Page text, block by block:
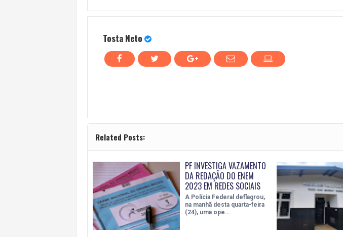
Tosta Neto
Related Posts:
PF INVESTIGA VAZAMENTO
DA REDAÇÃO DO ENEM
2023 EM REDES SOCIAIS
A Polícia Federal deflagrou,
na manhã desta quarta-feira
(24), uma ope…